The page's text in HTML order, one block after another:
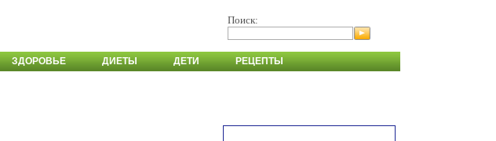
Поиск:
ЗДОРОВЬЕ ДИЕТЫ ДЕТИ РЕЦЕПТЫ